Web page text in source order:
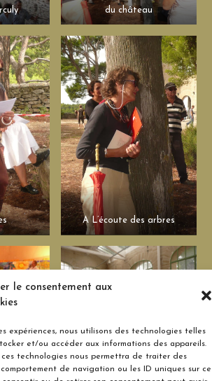
le consentement aux
expériences, nous utilisons des technologies telles
et/ou accéder aux informations des appareils.
technologies nous permettra de traiter des
de navigation ou les ID uniques sur ce
du château
A L’écoute des arbres
l’orangerie